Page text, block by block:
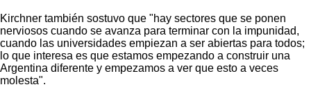
Kirchner también sostuvo que "hay sectores que se ponen
nerviosos cuando se avanza para terminar con la impunidad,
cuando las universidades empiezan a ser abiertas para todos;
lo que interesa es que estamos empezando a construir una
Argentina diferente y empezamos a ver que esto a veces
molesta".